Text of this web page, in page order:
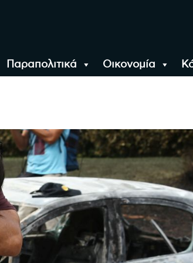
Παραπολιτικά Οικονομία